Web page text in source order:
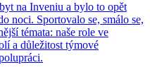
na Inveniu a bylo to opět
noci. Sportovalo se, smálo se,
témata: naše role ve
a důležitost týmové